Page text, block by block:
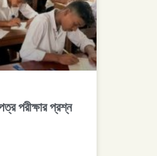
পরীক্ষার প্রশ্ন